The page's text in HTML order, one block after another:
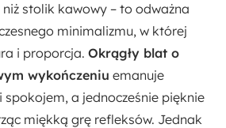
stolik kawowy – to odważna
minimalizmu, w której
i proporcja. Okrągły blat o
wykończeniu emanuje
a jednocześnie pięknie
miękką grę refleksów. Jednak